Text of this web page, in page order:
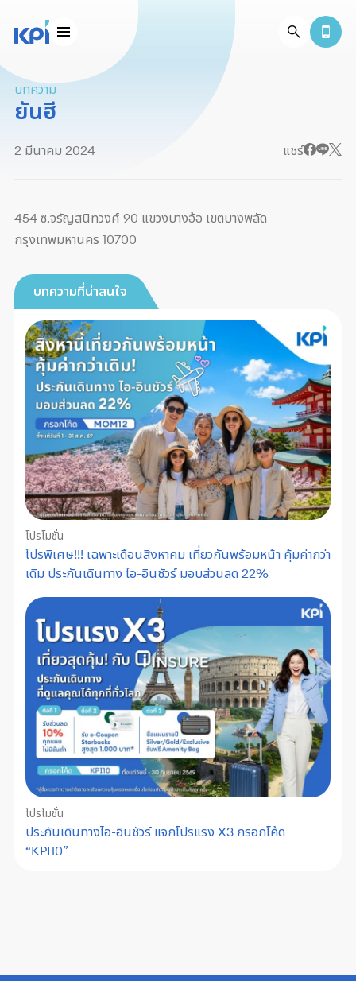
บทความ
ยันฮี
2 มีนาคม 2024 แชร์
454 ซ.จรัญสนิทวงศ์ 90 แขวงบางอ้อ เขตบางพลัด
กรุงเทพมหานคร 10700
บทความที่น่าสนใจ
โปรโมชั่น
โปรพิเศษ!!! เฉพาะเดือนสิงหาคม เที่ยวกันพร้อมหน้า คุ้มค่ากว่า
เดิม ประกันเดินทาง ไอ-อินชัวร์ มอบส่วนลด 22%
โปรโมชั่น
ประกันเดินทางไอ-อินชัวร์ แจกโปรแรง X3 กรอกโค้ด
“KPI10”